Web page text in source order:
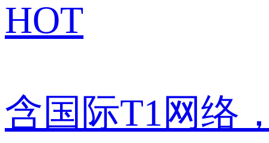
HOT
含国际T1网络